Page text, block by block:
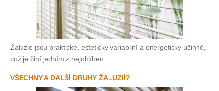
Žaluzie jsou praktické, esteticky variabilní a energeticky účinné,
což je činí jedním z nejoblíben...
VŠECHNY A DALŠÍ DRUHY ŽALUZIÍ?